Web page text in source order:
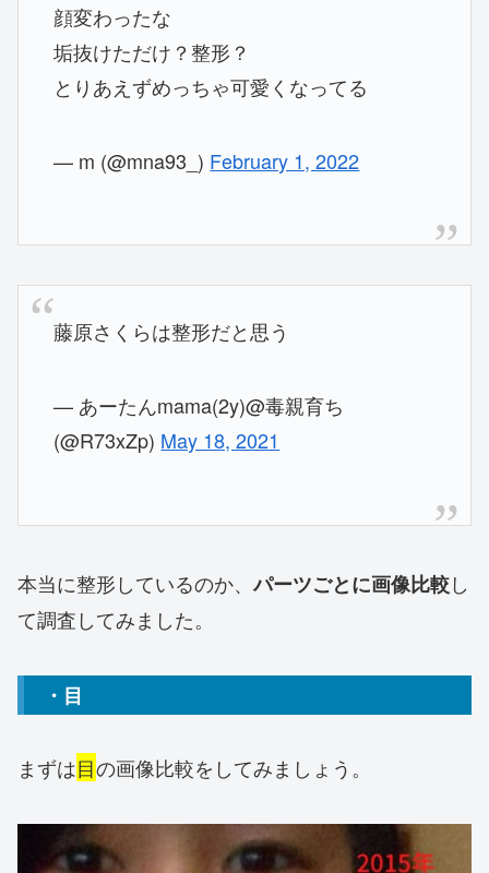
顔変わったな
垢抜けただけ？整形？
とりあえずめっちゃ可愛くなってる
— m (@mna93_) February 1, 2022
藤原さくらは整形だと思う
— あーたんmama(2y)@毒親育ち
(@R73xZp) May 18, 2021
本当に整形しているのか、パーツごとに画像比較し
て調査してみました。
・目
まずは目の画像比較をしてみましょう。